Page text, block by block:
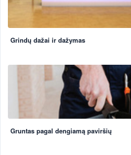
Grindų dažai ir dažymas
Gruntas pagal dengiamą paviršių